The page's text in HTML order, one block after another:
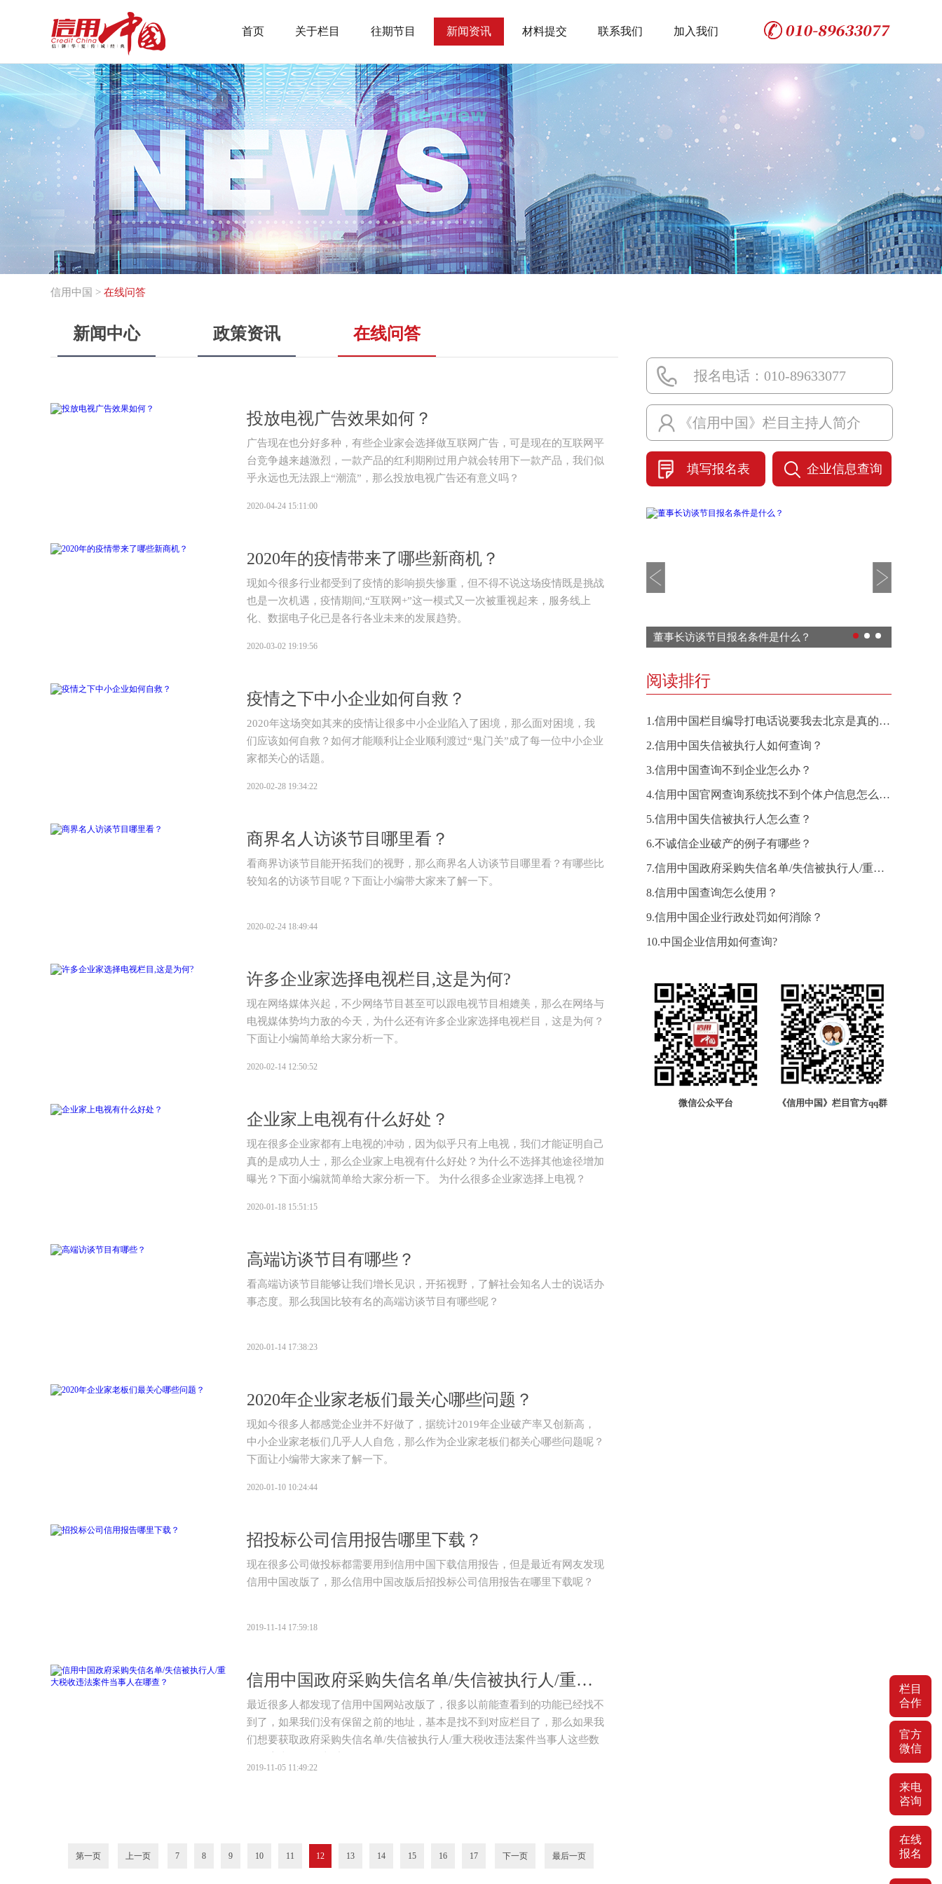
首页 关于栏目 往期节目 新闻资讯 材料提交 联系我们 加入我们
信用中国 > 在线问答
新闻中心 政策资讯 在线问答
投放电视广告效果如何？
广告现在也分好多种，有些企业家会选择做互联网广告，可是现在的互联网平
台竞争越来越激烈，一款产品的红利期刚过用户就会转用下一款产品，我们似
乎永远也无法跟上“潮流”，那么投放电视广告还有意义吗？
2020-04-24 15:11:00
2020年的疫情带来了哪些新商机？
现如今很多行业都受到了疫情的影响损失惨重，但不得不说这场疫情既是挑战
也是一次机遇，疫情期间,“互联网+”这一模式又一次被重视起来，服务线上
化、数据电子化已是各行各业未来的发展趋势。
2020-03-02 19:19:56
疫情之下中小企业如何自救？
2020年这场突如其来的疫情让很多中小企业陷入了困境，那么面对困境，我
们应该如何自救？如何才能顺利让企业顺利渡过“鬼门关”成了每一位中小企业
家都关心的话题。
2020-02-28 19:34:22
商界名人访谈节目哪里看？
看商界访谈节目能开拓我们的视野，那么商界名人访谈节目哪里看？有哪些比
较知名的访谈节目呢？下面让小编带大家来了解一下。
2020-02-24 18:49:44
许多企业家选择电视栏目,这是为何?
现在网络媒体兴起，不少网络节目甚至可以跟电视节目相媲美，那么在网络与
电视媒体势均力敌的今天，为什么还有许多企业家选择电视栏目，这是为何？
下面让小编简单给大家分析一下。
2020-02-14 12:50:52
企业家上电视有什么好处？
现在很多企业家都有上电视的冲动，因为似乎只有上电视，我们才能证明自己
真的是成功人士，那么企业家上电视有什么好处？为什么不选择其他途径增加
曝光？下面小编就简单给大家分析一下。 为什么很多企业家选择上电视？
2020-01-18 15:51:15
高端访谈节目有哪些？
看高端访谈节目能够让我们增长见识，开拓视野，了解社会知名人士的说话办
事态度。那么我国比较有名的高端访谈节目有哪些呢？
2020-01-14 17:38:23
2020年企业家老板们最关心哪些问题？
现如今很多人都感觉企业并不好做了，据统计2019年企业破产率又创新高，
中小企业家老板们几乎人人自危，那么作为企业家老板们都关心哪些问题呢？
下面让小编带大家来了解一下。
2020-01-10 10:24:44
招投标公司信用报告哪里下载？
现在很多公司做投标都需要用到信用中国​下载信用报告，但是最近有网友发现
信用中国改版了，那么信用中国改版后招投标公司信用报告在哪里下载呢？
2019-11-14 17:59:18
信用中国政府采购失信名单/失信被执行人/重大税收违法案件当事人在哪查？
最近很多人都发现了信用中国网站改版了，很多以前能查看到的功能已经找不
到了，如果我们没有保留之前的地址，基本是找不到对应栏目了，那么如果我
们想要获取政府采购失信名单/失信被执行人/重大税收违法案件当事人这些数
2019-11-05 11:49:22
第一页 上一页 7 8 9 10 11 12 13 14 15 16 17 下一页 最后一页
报名电话：010-89633077
《信用中国》栏目主持人简介
填写报名表 企业信息查询
董事长访谈节目报名条件是什么？
阅读排行
1.信用中国栏目编导打电话说要我去北京是真的吗？
2.信用中国失信被执行人如何查询？
3.信用中国查询不到企业怎么办？
4.信用中国官网查询系统找不到个体户信息怎么办？
5.信用中国失信被执行人怎么查？
6.不诚信企业破产的例子有哪些？
7.信用中国政府采购失信名单/失信被执行人/重大税收违法案件当事人在哪查？
8.信用中国查询怎么使用？
9.信用中国企业行政处罚如何消除？
10.中国企业信用如何查询?
微信公众平台 《信用中国》栏目官方qq群
栏目
合作
官方
微信
来电
咨询
在线
报名